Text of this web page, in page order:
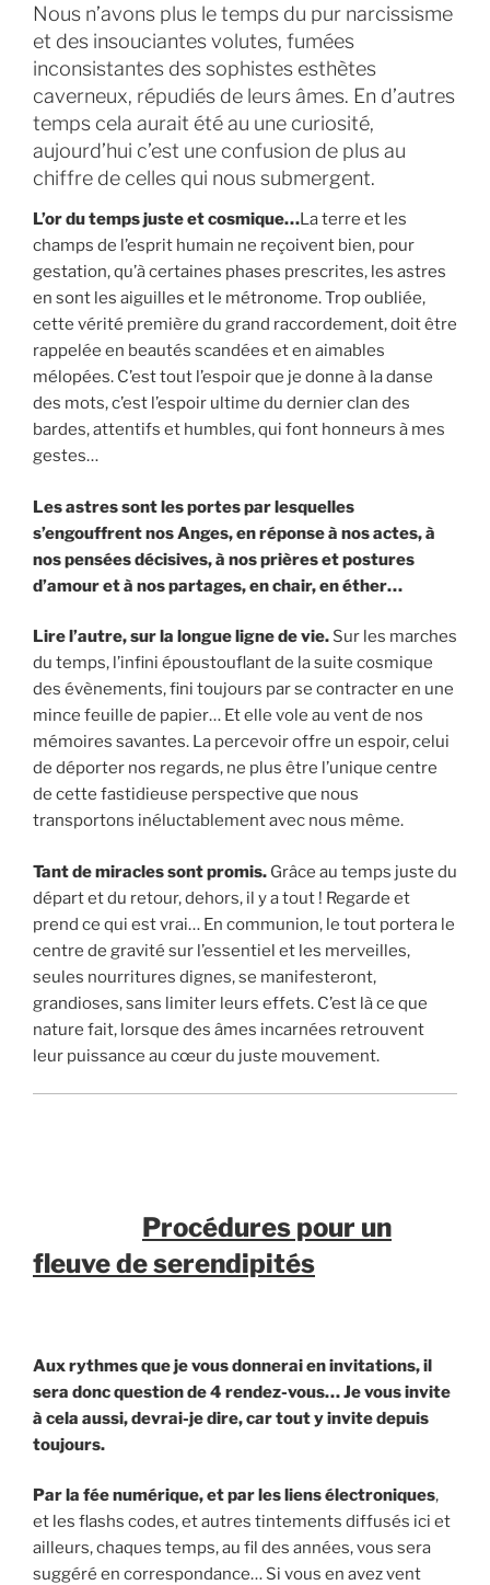
Nous n’avons plus le temps du pur narcissisme
et des insouciantes volutes, fumées
inconsistantes des sophistes esthètes
caverneux, répudiés de leurs âmes. En d’autres
temps cela aurait été au une curiosité,
aujourd’hui c’est une confusion de plus au
chiffre de celles qui nous submergent.
L’or du temps juste et cosmique…La terre et les
champs de l’esprit humain ne reçoivent bien, pour
gestation, qu’à certaines phases prescrites, les astres
en sont les aiguilles et le métronome. Trop oubliée,
cette vérité première du grand raccordement, doit être
rappelée en beautés scandées et en aimables
mélopées. C’est tout l’espoir que je donne à la danse
des mots, c’est l’espoir ultime du dernier clan des
bardes, attentifs et humbles, qui font honneurs à mes
gestes…
Les astres sont les portes par lesquelles
s’engouffrent nos Anges, en réponse à nos actes, à
nos pensées décisives, à nos prières et postures
d’amour et à nos partages, en chair, en éther…
Lire l’autre, sur la longue ligne de vie. Sur les marches
du temps, l’infini époustouflant de la suite cosmique
des évènements, fini toujours par se contracter en une
mince feuille de papier… Et elle vole au vent de nos
mémoires savantes. La percevoir offre un espoir, celui
de déporter nos regards, ne plus être l’unique centre
de cette fastidieuse perspective que nous
transportons inéluctablement avec nous même.
Tant de miracles sont promis. Grâce au temps juste du
départ et du retour, dehors, il y a tout ! Regarde et
prend ce qui est vrai… En communion, le tout portera le
centre de gravité sur l’essentiel et les merveilles,
seules nourritures dignes, se manifesteront,
grandioses, sans limiter leurs effets. C’est là ce que
nature fait, lorsque des âmes incarnées retrouvent
leur puissance au cœur du juste mouvement.
Procédures pour un
fleuve de serendipités
Aux rythmes que je vous donnerai en invitations, il
sera donc question de 4 rendez-vous… Je vous invite
à cela aussi, devrai-je dire, car tout y invite depuis
toujours.
Par la fée numérique, et par les liens électroniques,
et les flashs codes, et autres tintements diffusés ici et
ailleurs, chaques temps, au fil des années, vous sera
suggéré en correspondance… Si vous en avez vent